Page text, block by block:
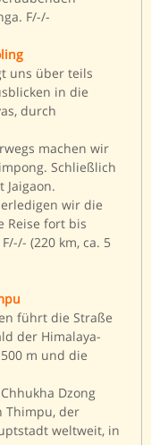
F/-/-
uns über teils
in die
durch
machen wir
Schließlich
wir die
Reise fort bis
(220 km, ca. 5
führt die Straße
der Himalaya-
m und die
Dzong
Thimpu, der
weltweit, in